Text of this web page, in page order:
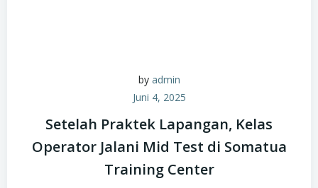
by admin
Juni 4, 2025
Setelah Praktek Lapangan, Kelas
Operator Jalani Mid Test di Somatua
Training Center